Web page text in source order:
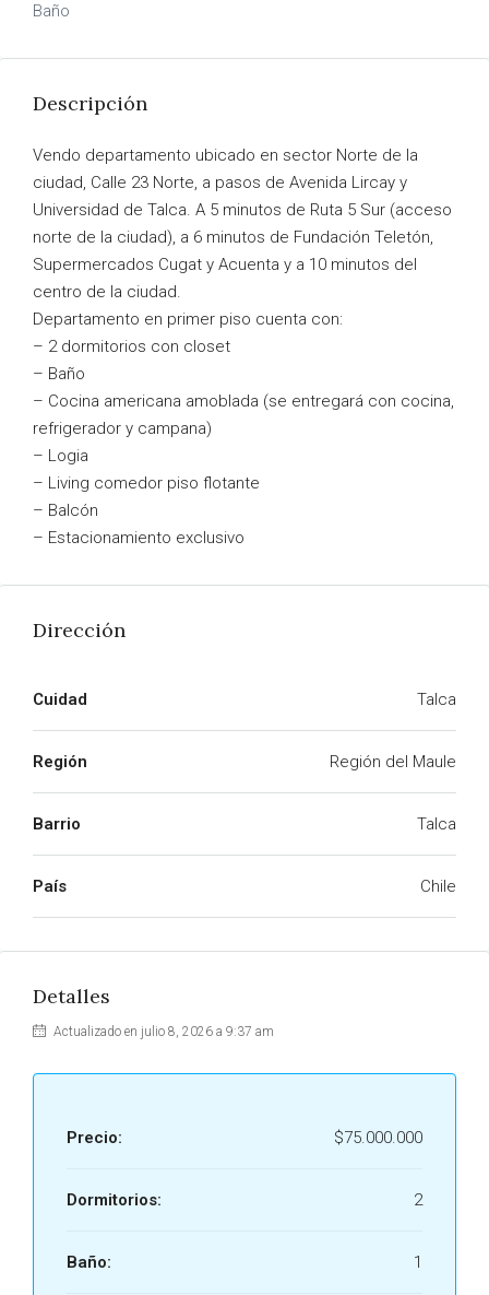
Baño
Descripción
Vendo departamento ubicado en sector Norte de la
ciudad, Calle 23 Norte, a pasos de Avenida Lircay y
Universidad de Talca. A 5 minutos de Ruta 5 Sur (acceso
norte de la ciudad), a 6 minutos de Fundación Teletón,
Supermercados Cugat y Acuenta y a 10 minutos del
centro de la ciudad.
Departamento en primer piso cuenta con:
– 2 dormitorios con closet
– Baño
– Cocina americana amoblada (se entregará con cocina,
refrigerador y campana)
– Logia
– Living comedor piso flotante
– Balcón
– Estacionamiento exclusivo
Dirección
Cuidad Talca
Región Región del Maule
Barrio Talca
País Chile
Detalles
Actualizado en julio 8, 2026 a 9:37 am
Precio: $75.000.000
Dormitorios: 2
Baño: 1